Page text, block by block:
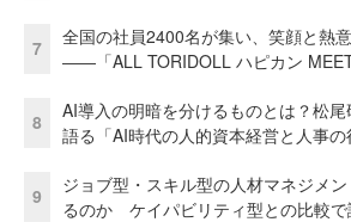
7
全国の社員2400名が集い、笑顔と熱
――「ALL TORIDOLL ハピカン
8
AI導入の明暗を分けるものとは？松
語る「AI時代の人的資本経営と人事の
9
ジョブ型・スキル型の人材マネジメ
るのか ケイパビリティ型との比較で